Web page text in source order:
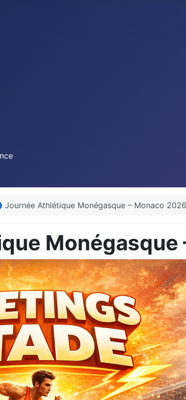
Journée Athlétique Monégasque – Monaco 2026
Monégasque